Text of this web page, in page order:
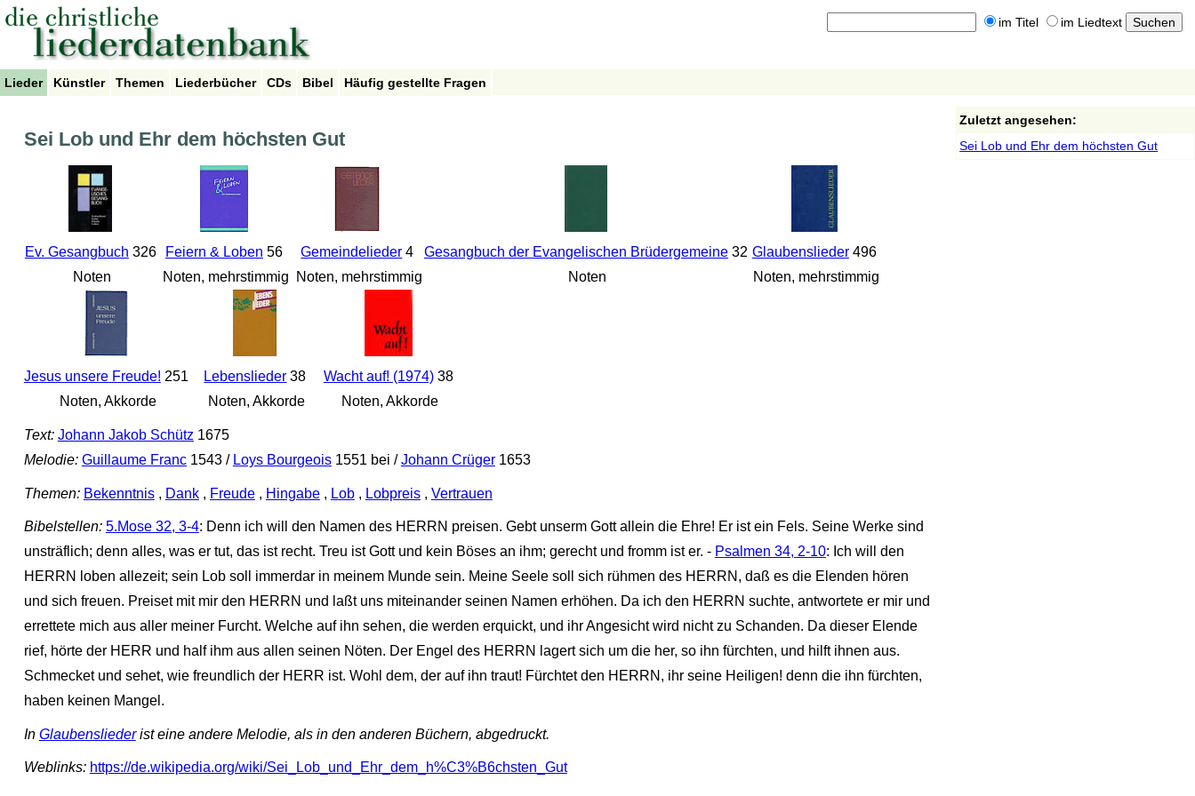
im Titel im Liedtext
Lieder Künstler Themen Liederbücher CDs Bibel Häufig gestellte Fragen
Sei Lob und Ehr dem höchsten Gut
Ev. Gesangbuch 326
Noten
Feiern & Loben 56
Noten, mehrstimmig
Gemeindelieder 4
Noten, mehrstimmig
Gesangbuch der Evangelischen Brüdergemeine32
Noten
Glaubenslieder496
Noten, mehrstimmig
Jesus unsere Freude! 251
Noten, Akkorde
Lebenslieder 38
Noten, Akkorde
Wacht auf! (1974)38
Noten, Akkorde
Text: Johann Jakob Schütz 1675
Melodie: Guillaume Franc1543 / Loys Bourgeois1551 bei /Johann Crüger1653
Themen: Bekenntnis, Dank, Freude, Hingabe, Lob, Lobpreis, Vertrauen
Bibelstellen: 5.Mose 32, 3-4: Denn ich will den Namen des HERRN preisen. Gebt unserm Gott allein die Ehre! Er ist ein Fels. Seine Werke sind
unsträflich; denn alles, was er tut, das ist recht. Treu ist Gott und kein Böses an ihm; gerecht und fromm ist er. - Psalmen 34, 2-10: Ich will den
HERRN loben allezeit; sein Lob soll immerdar in meinem Munde sein. Meine Seele soll sich rühmen des HERRN, daß es die Elenden hören
und sich freuen. Preiset mit mir den HERRN und laßt uns miteinander seinen Namen erhöhen. Da ich den HERRN suchte, antwortete er mir und
errettete mich aus aller meiner Furcht. Welche auf ihn sehen, die werden erquickt, und ihr Angesicht wird nicht zu Schanden. Da dieser Elende
rief, hörte der HERR und half ihm aus allen seinen Nöten. Der Engel des HERRN lagert sich um die her, so ihn fürchten, und hilft ihnen aus.
Schmecket und sehet, wie freundlich der HERR ist. Wohl dem, der auf ihn traut! Fürchtet den HERRN, ihr seine Heiligen! denn die ihn fürchten,
haben keinen Mangel.
In Glaubensliederist eine andere Melodie, als in den anderen Büchern, abgedruckt.
Weblinks: https://de.wikipedia.org/wiki/Sei_Lob_und_Ehr_dem_h%C3%B6chsten_Gut
Zuletzt angesehen:
Sei Lob und Ehr dem höchsten Gut